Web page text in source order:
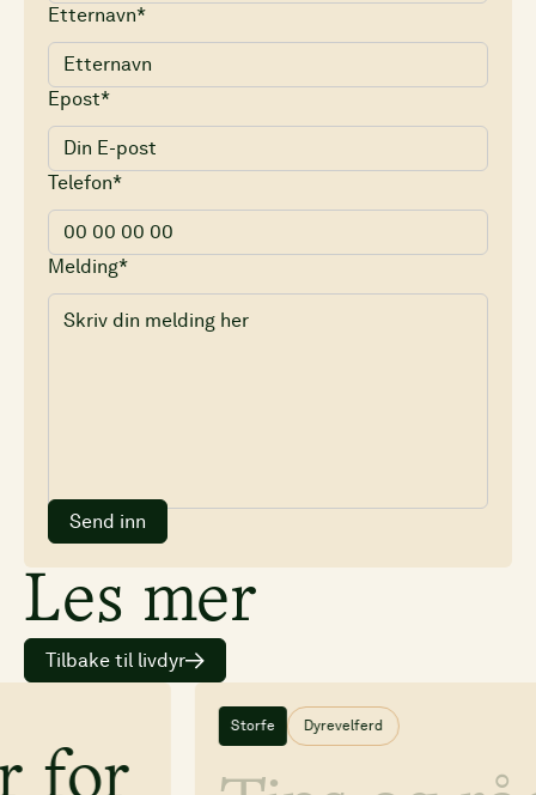
Etternavn*
Epost*
Telefon*
Melding*
Send inn
Les mer
Tilbake til livdyr
Tips og råd